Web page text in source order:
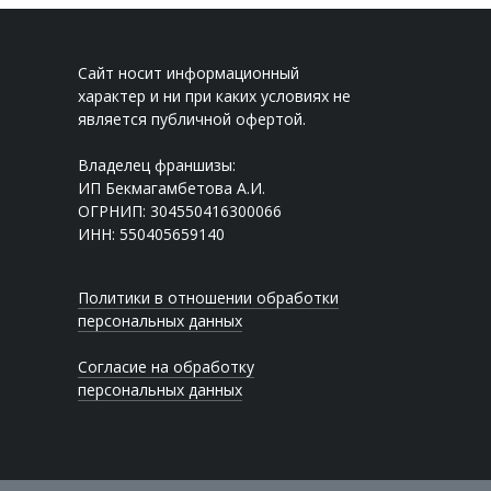
Сайт носит информационный
характер и ни при каких условиях не
является публичной офертой.
Владелец франшизы:
ИП Бекмагамбетова А.И.
ОГРНИП: 304550416300066
ИНН: 550405659140
Политики в отношении обработки
персональных данных
Согласие на обработку
персональных данных